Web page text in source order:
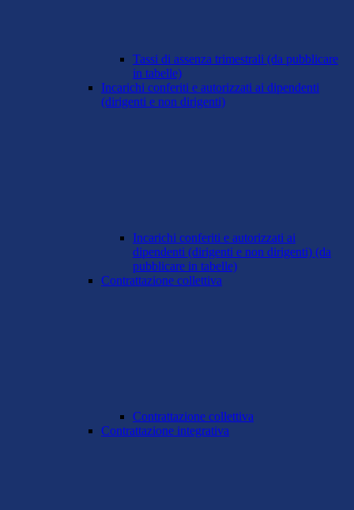
Tassi di assenza trimestrali (da pubblicare
in tabelle)
Incarichi conferiti e autorizzati ai dipendenti
(dirigenti e non dirigenti)
Incarichi conferiti e autorizzati ai
dipendenti (dirigenti e non dirigenti) (da
pubblicare in tabelle)
Contrattazione collettiva
Contrattazione collettiva
Contrattazione integrativa